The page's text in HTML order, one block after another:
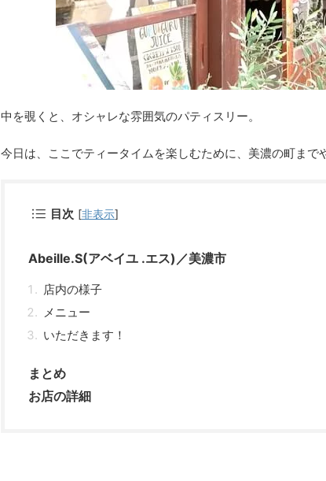
中を覗くと、オシャレな雰囲気のパティスリー。
今日は、ここでティータイムを楽しむために、美濃の町まで
目次 [非表示]
Abeille.S(アベイユ .エス)／美濃市
店内の様子
メニュー
いただきます！
まとめ
お店の詳細